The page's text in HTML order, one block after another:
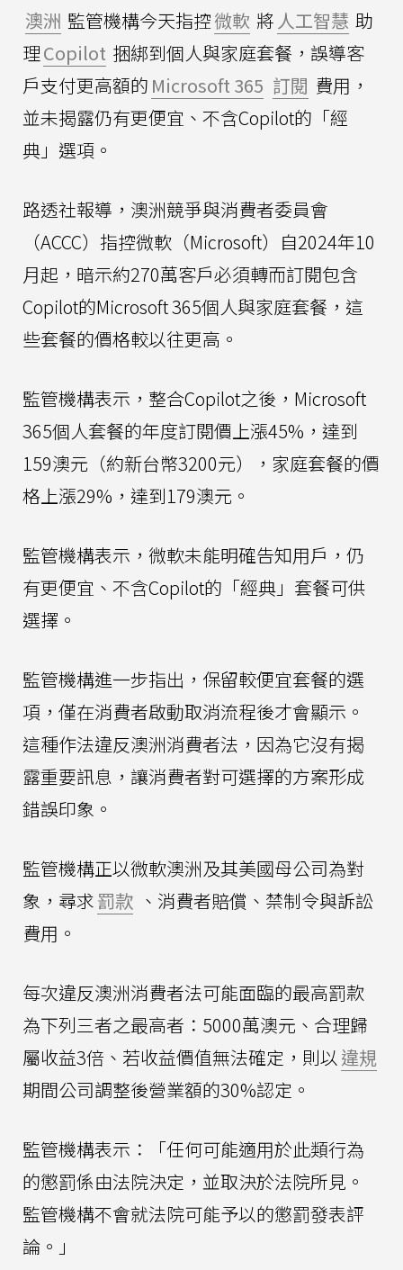
澳洲 監管機構今天指控微軟 將 人工智慧 助
理Copilot 捆綁到個人與家庭套餐，誤導客
戶支付更高額的 Microsoft 365 訂閱 費用，
並未揭露仍有更便宜、不含Copilot的「經
典」選項。
路透社報導，澳洲競爭與消費者委員會
（ACCC）指控微軟（Microsoft）自2024年10
月起，暗示約270萬客戶必須轉而訂閱包含
Copilot的Microsoft 365個人與家庭套餐，這
些套餐的價格較以往更高。
監管機構表示，整合Copilot之後，Microsoft
365個人套餐的年度訂閱價上漲45%，達到
159澳元（約新台幣3200元），家庭套餐的價
格上漲29%，達到179澳元。
監管機構表示，微軟未能明確告知用戶，仍
有更便宜、不含Copilot的「經典」套餐可供
選擇。
監管機構進一步指出，保留較便宜套餐的選
項，僅在消費者啟動取消流程後才會顯示。
這種作法違反澳洲消費者法，因為它沒有揭
露重要訊息，讓消費者對可選擇的方案形成
錯誤印象。
監管機構正以微軟澳洲及其美國母公司為對
象，尋求罰款 、消費者賠償、禁制令與訴訟
費用。
每次違反澳洲消費者法可能面臨的最高罰款
為下列三者之最高者：5000萬澳元、合理歸
屬收益3倍、若收益價值無法確定，則以違規
期間公司調整後營業額的30%認定。
監管機構表示：「任何可能適用於此類行為
的懲罰係由法院決定，並取決於法院所見。
監管機構不會就法院可能予以的懲罰發表評
論。」